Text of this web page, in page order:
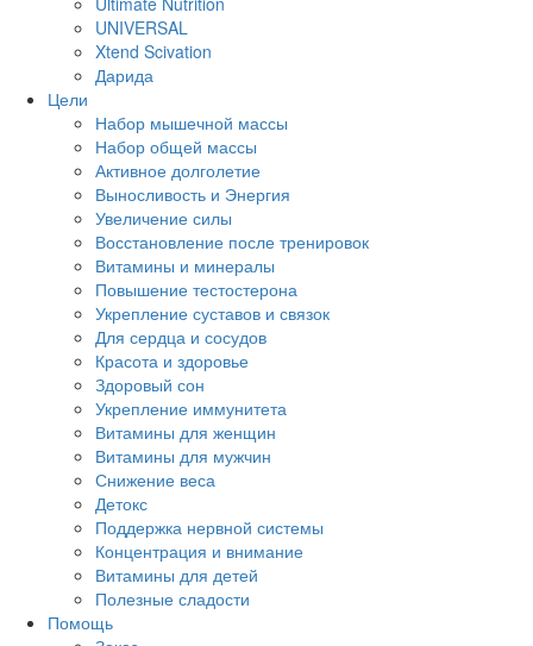
UNIVERSAL
Xtend Scivation
Дарида
Цели
Набор мышечной массы
Набор общей массы
Активное долголетие
Выносливость и Энергия
Увеличение силы
Восстановление после тренировок
Витамины и минералы
Повышение тестостерона
Укрепление суставов и связок
Для сердца и сосудов
Красота и здоровье
Здоровый сон
Укрепление иммунитета
Витамины для женщин
Витамины для мужчин
Снижение веса
Детокс
Поддержка нервной системы
Концентрация и внимание
Витамины для детей
Полезные сладости
Помощь